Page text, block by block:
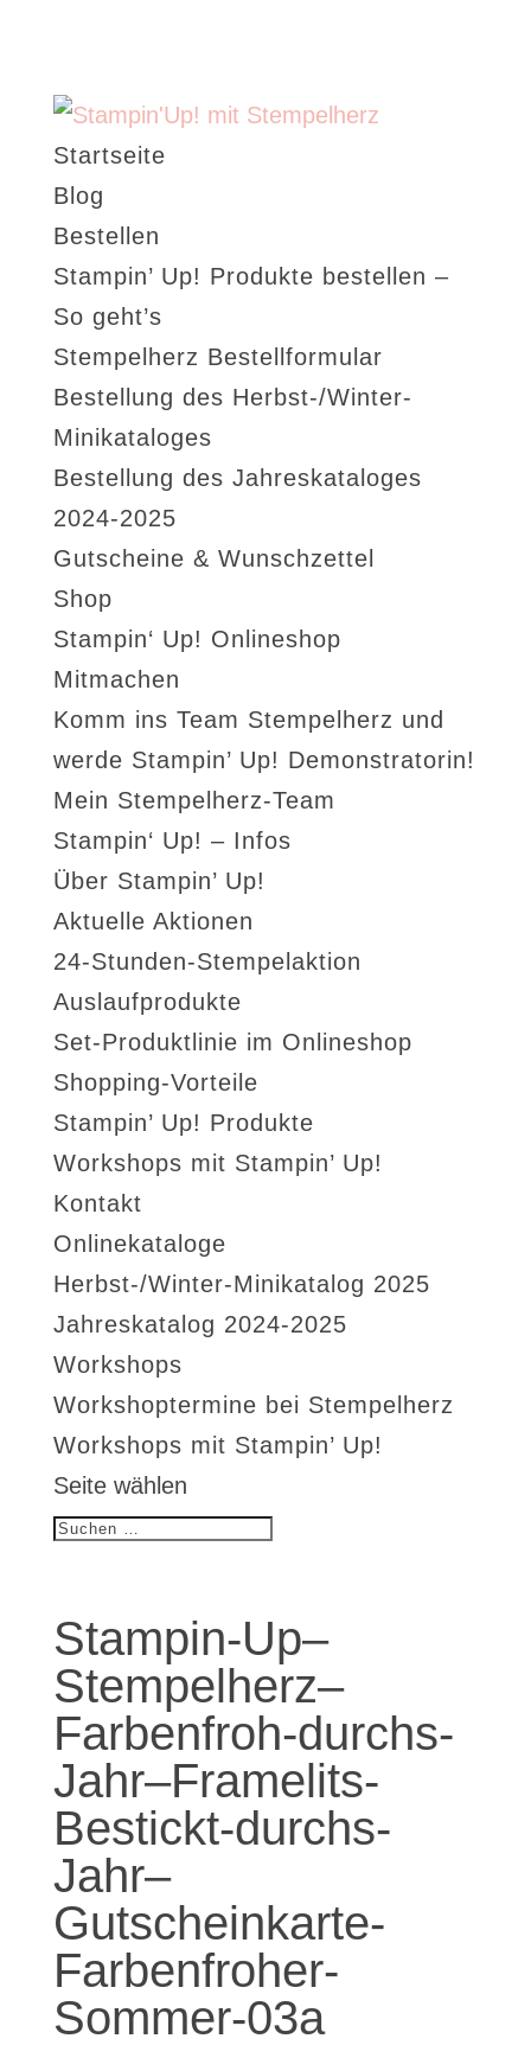
Startseite
Blog
Bestellen
Stampin’ Up! Produkte bestellen –
So geht’s
Stempelherz Bestellformular
Bestellung des Herbst-/Winter-
Minikataloges
Bestellung des Jahreskataloges
2024-2025
Gutscheine & Wunschzettel
Shop
Stampin‘ Up! Onlineshop
Mitmachen
Komm ins Team Stempelherz und
werde Stampin’ Up! Demonstratorin!
Mein Stempelherz-Team
Stampin‘ Up! – Infos
Über Stampin’ Up!
Aktuelle Aktionen
24-Stunden-Stempelaktion
Auslaufprodukte
Set-Produktlinie im Onlineshop
Shopping-Vorteile
Stampin’ Up! Produkte
Workshops mit Stampin’ Up!
Kontakt
Onlinekataloge
Herbst-/Winter-Minikatalog 2025
Jahreskatalog 2024-2025
Workshops
Workshoptermine bei Stempelherz
Workshops mit Stampin’ Up!
Seite wählen
Stampin-Up–
Stempelherz–
Farbenfroh-durchs-
Jahr–Framelits-
Bestickt-durchs-
Jahr–
Gutscheinkarte-
Farbenfroher-
Sommer-03a